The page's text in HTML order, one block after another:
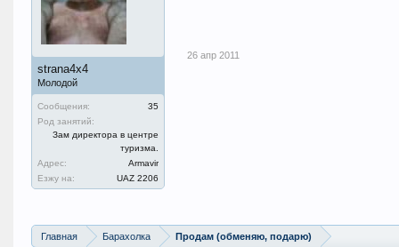
strana4x4
Молодой
Сообщения:
35
Род занятий:
Зам директора в центре
туризма.
Адрес:
Armavir
Езжу на:
UAZ 2206
26 апр 2011
Главная Барахолка Продам (обменяю, подарю)